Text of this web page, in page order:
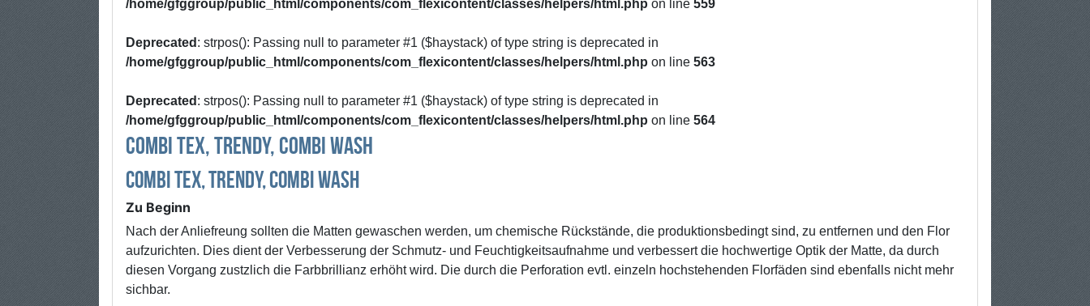
/home/gfggroup/public_html/components/com_flexicontent/classes/helpers/html.php on line 559
Deprecated : strpos(): Passing null to parameter #1 ($haystack) of type string is deprecated in
/home/gfggroup/public_html/components/com_flexicontent/classes/helpers/html.php on line 563
Deprecated : strpos(): Passing null to parameter #1 ($haystack) of type string is deprecated in
/home/gfggroup/public_html/components/com_flexicontent/classes/helpers/html.php on line 564
Combi Tex, Trendy, Combi Wash
Combi Tex, Trendy, Combi Wash
Zu Beginn
Nach der Anliefreung sollten die Matten gewaschen werden, um chemische Rückstände, die produktionsbedingt sind, zu entfernen und den Flor
aufzurichten. Dies dient der Verbesserung der Schmutz- und Feuchtigkeitsaufnahme und verbessert die hochwertige Optik der Matte, da durch
diesen Vorgang zustzlich die Farbbrillianz erhöht wird. Die durch die Perforation evtl. einzeln hochstehenden Florfäden sind ebenfalls nicht mehr
sichbar.